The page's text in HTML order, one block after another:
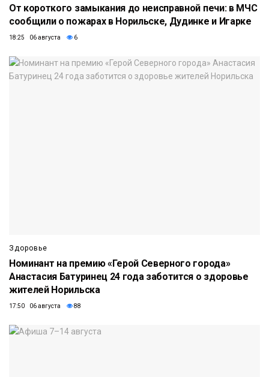
От короткого замыкания до неисправной печи: в МЧС
сообщили о пожарах в Норильске, Дудинке и Игарке
18:25 06 августа 6
Здоровье
Номинант на премию «Герой Северного города»
Анастасия Батуринец 24 года заботится о здоровье
жителей Норильска
17:50 06 августа 88